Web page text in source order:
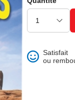
Satisfait
ou